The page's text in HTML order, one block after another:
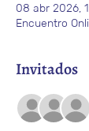
08 abr 2026,
Encuentro
Invitados